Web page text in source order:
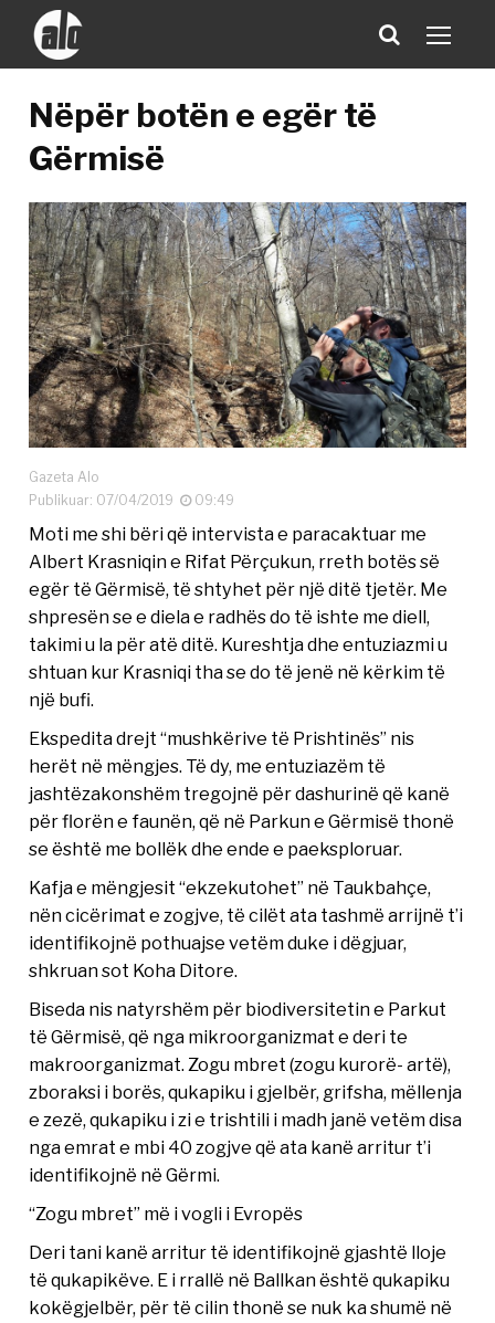
Nëpër botën e egër të
Gërmisë
Gazeta Alo
Publikuar: 07/04/2019
09:49
Moti me shi bëri që intervista e paracaktuar me
Albert Krasniqin e Rifat Përçukun, rreth botës së
egër të Gërmisë, të shtyhet për një ditë tjetër. Me
shpresën se e diela e radhës do të ishte me diell,
takimi u la për atë ditë. Kureshtja dhe entuziazmi u
shtuan kur Krasniqi tha se do të jenë në kërkim të
një bufi.
Ekspedita drejt “mushkërive të Prishtinës” nis
herët në mëngjes. Të dy, me entuziazëm të
jashtëzakonshëm tregojnë për dashurinë që kanë
për florën e faunën, që në Parkun e Gërmisë thonë
se është me bollëk dhe ende e paeksploruar.
Kafja e mëngjesit “ekzekutohet” në Taukbahçe,
nën cicërimat e zogjve, të cilët ata tashmë arrijnë t’i
identifikojnë pothuajse vetëm duke i dëgjuar,
shkruan sot Koha Ditore.
Biseda nis natyrshëm për biodiversitetin e Parkut
të Gërmisë, që nga mikroorganizmat e deri te
makroorganizmat. Zogu mbret (zogu kurorë- artë),
zboraksi i borës, qukapiku i gjelbër, grifsha, mëllenja
e zezë, qukapiku i zi e trishtili i madh janë vetëm disa
nga emrat e mbi 40 zogjve që ata kanë arritur t’i
identifikojnë në Gërmi.
“Zogu mbret” më i vogli i Evropës
Deri tani kanë arritur të identifikojnë gjashtë lloje
të qukapikëve. E i rrallë në Ballkan është qukapiku
kokëgjelbër, për të cilin thonë se nuk ka shumë në